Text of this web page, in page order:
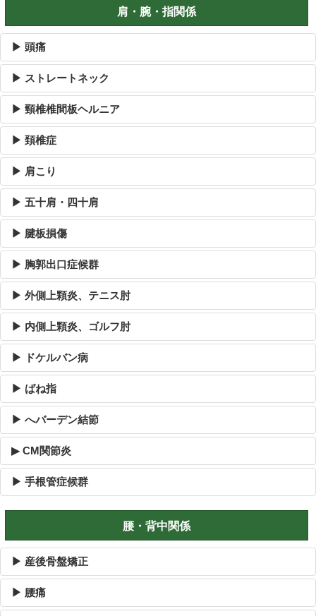
肩・腕・指関係
▶ 頭痛
▶ ストレートネック
▶ 頸椎椎間板ヘルニア
▶ 頚椎症
▶ 肩こり
▶ 五十肩・四十肩
▶ 腱板損傷
▶ 胸郭出口症候群
▶ 外側上顆炎、テニス肘
▶ 内側上顆炎、ゴルフ肘
▶ ドケルバン病
▶ ばね指
▶ へバーデン結節
▶ CM関節炎
▶ 手根管症候群
腰・背中関係
▶ 産後骨盤矯正
▶ 腰痛